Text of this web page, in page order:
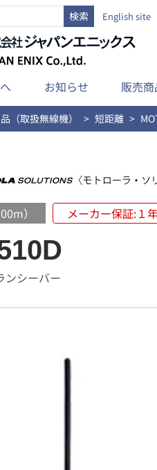
English site
お知らせ 販売商
（取扱無線機） 短距離
） メーカー保証:１
ンシーバー